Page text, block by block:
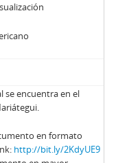
se encuentra en el
en formato
http://bit.ly/2KdyUE9